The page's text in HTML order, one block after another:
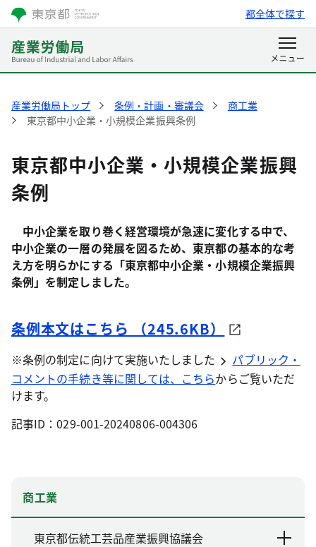
都全体で探す
産業労働局トップ 条例・計画・審議会
商工業
東京都中小企業・小規模企業振興条例
東京都中小企業・小規模企業振興
条例
中小企業を取り巻く経営環境が急速に変化する中で、
中小企業の一層の発展を図るため、東京都の基本的な考
え方を明らかにする「東京都中小企業・小規模企業振興
条例」を制定しました。
条例本文はこちら （245.6KB）
※条例の制定に向けて実施いたしました
パブリック・
コメントの手続き等に関しては、こちらからご覧いただ
けます。
記事ID：029-001-20240806-004306
商工業
東京都伝統工芸品産業振興協議会